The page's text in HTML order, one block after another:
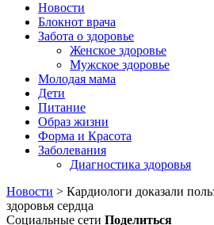
Новости
Блокнот врача
Забота о здоровье
Женское здоровье
Мужское здоровье
Молодая мама
Дети
Питание
Образ жизни
Форма и Красота
Заболевания
Диагностика здоровья
Новости > Кардиологи доказали
здоровья сердца
Социальные сети Поделиться